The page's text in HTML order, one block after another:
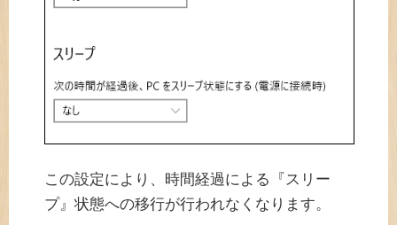
この設定により、時間経過による『スリー
プ』状態への移行が行われなくなります。